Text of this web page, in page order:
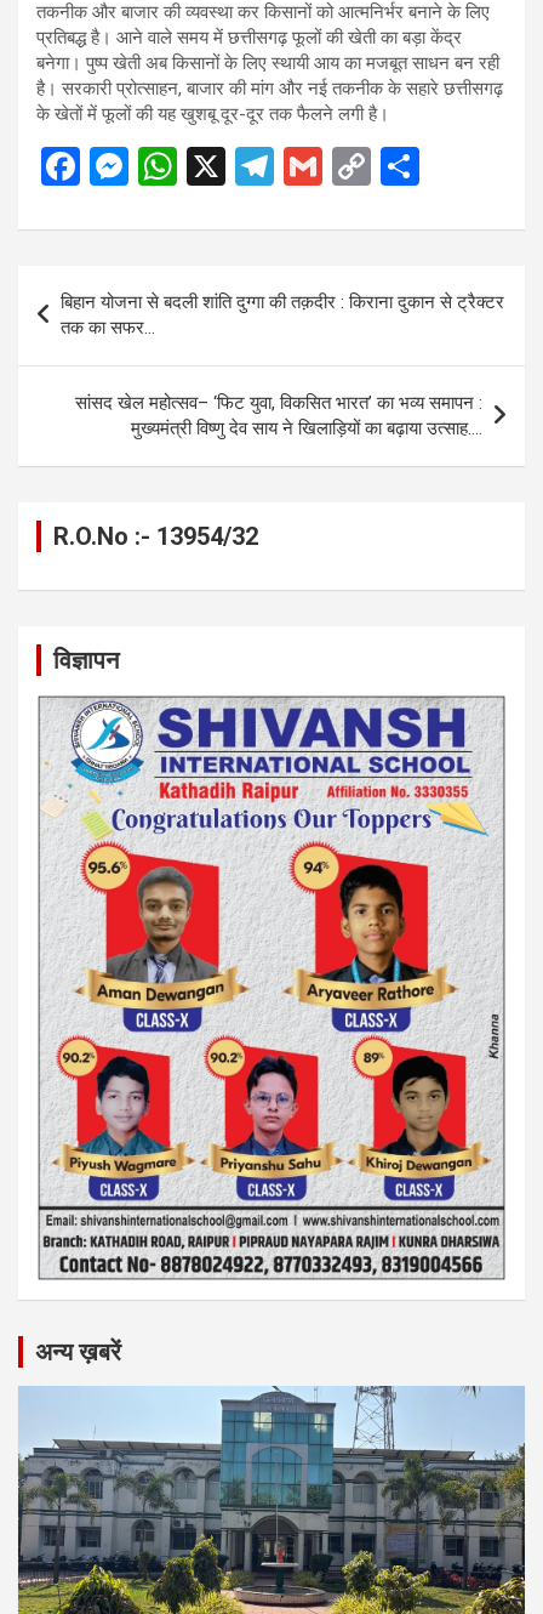
तकनीक और बाजार की व्यवस्था कर किसानों को आत्मनिर्भर बनाने के लिए
प्रतिबद्ध है। आने वाले समय में छत्तीसगढ़ फूलों की खेती का बड़ा केंद्र
बनेगा। पुष्प खेती अब किसानों के लिए स्थायी आय का मजबूत साधन बन रही
है। सरकारी प्रोत्साहन, बाजार की मांग और नई तकनीक के सहारे छत्तीसगढ़
के खेतों में फूलों की यह खुशबू दूर-दूर तक फैलने लगी है।
F
ce
o
o
k
M
se
g
er
W
at
s
A
p
p
X
T
e
gr
a
m
G
ail
C
py
n
k
ar
Post
navigation
बिहान योजना से बदली शांति दुग्गा की तक़दीर : किराना दुकान से ट्रैक्टर
तक का सफर…
सांसद खेल महोत्सव– ‘फिट युवा, विकसित भारत’ का भव्य समापन :
मुख्यमंत्री विष्णु देव साय ने खिलाड़ियों का बढ़ाया उत्साह….
R.O.No :- 13954/32
विज्ञापन
अन्य ख़बरें